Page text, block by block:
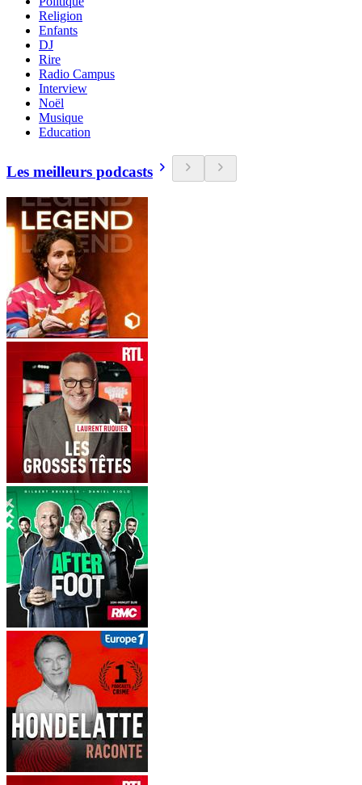
Religion
Enfants
DJ
Rire
Radio Campus
Interview
Noël
Musique
Education
Les meilleurs podcasts